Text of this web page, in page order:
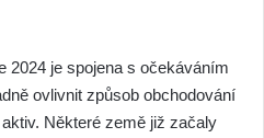
2024 je spojena s očekáváním
ovlivnit způsob obchodování
Některé země již začaly